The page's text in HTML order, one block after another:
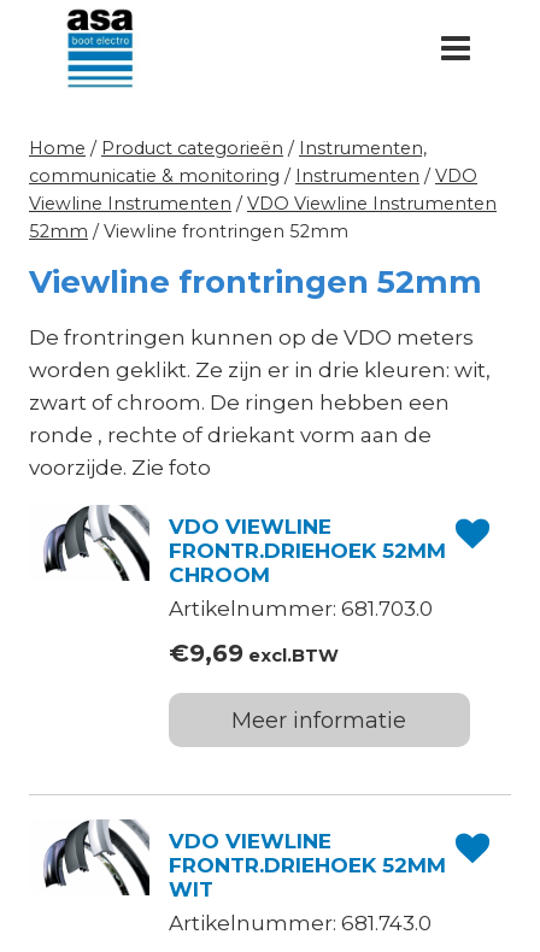
Doorgaan
inhoud
Home / Product categorieën / Instrumenten,
communicatie & monitoring / Instrumenten / VDO
Viewline Instrumenten / VDO Viewline Instrumenten
52mm / Viewline frontringen 52mm
Viewline frontringen 52mm
De frontringen kunnen op de VDO meters
worden geklikt. Ze zijn er in drie kleuren: wit,
zwart of chroom. De ringen hebben een
ronde , rechte of driekant vorm aan de
voorzijde. Zie foto
VDO VIEWLINE
FRONTR.DRIEHOEK 52MM
CHROOM
Artikelnummer: 681.703.0
€9,69excl.BTW
Meer informatie
VDO VIEWLINE
FRONTR.DRIEHOEK 52MM
WIT
Artikelnummer: 681.743.0